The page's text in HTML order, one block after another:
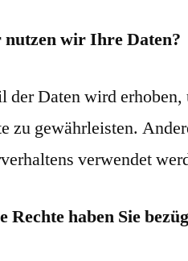
wir Ihre Daten?
der Daten wird
zu gewährleisten.
verwendet
Rechte haben Sie